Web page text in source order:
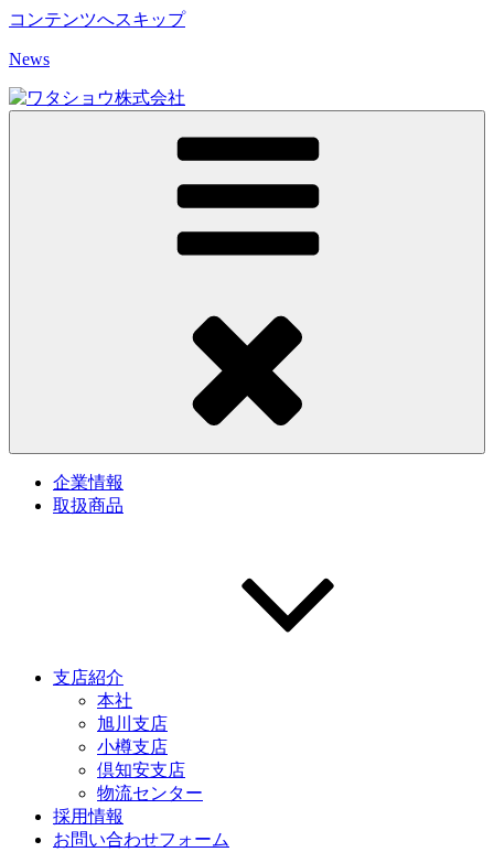
コンテンツへスキップ
News
企業情報
取扱商品
支店紹介
本社
旭川支店
小樽支店
倶知安支店
物流センター
採用情報
お問い合わせフォーム